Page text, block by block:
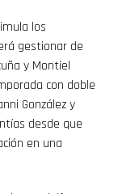
los
gestionar de
y Montiel
con doble
González y
desde que
en una